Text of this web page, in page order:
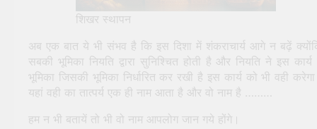
शिखर स्थापन
अब एक बात ये भी संभव है कि इस दिशा में शंकराचार्य आगे न बढ़ें
सबकी भूमिका नियति द्वारा सुनिश्चित होती है और नियति ने इस कार्य
भूमिका जिसकी भूमिका निर्धारित कर रखी है इस कार्य को भी वही
यहां वही का तात्पर्य एक ही नाम आता है और वो नाम है ………
हम न भी बतायें तो भी वो नाम आपलोग जान गये होंगे।